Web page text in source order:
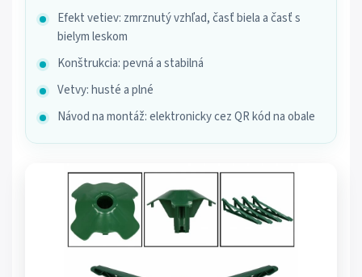
Efekt vetiev: zmrznutý vzhľad, časť biela a časť s
bielym leskom
Konštrukcia: pevná a stabilná
Vetvy: husté a plné
Návod na montáž: elektronicky cez QR kód na obale